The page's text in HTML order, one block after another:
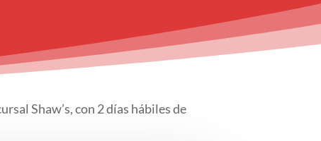
Shaw’s, con 2 días hábiles de